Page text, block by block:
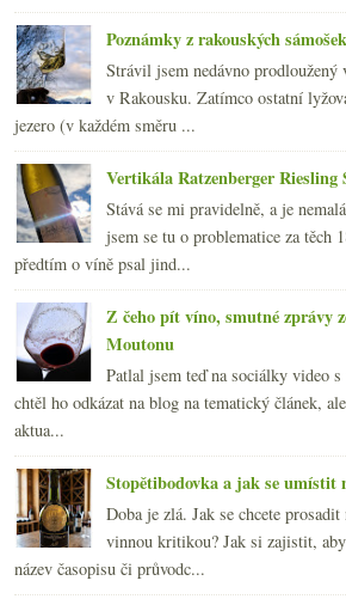
Poznámky z rakouských sámošek
Strávil jsem nedávno
v Rakousku. Zatímco ostatní
jezero (v každém směru ...
Vertikála Ratzenberger Riesling
Stává se mi pravidelně, a je
jsem se tu o problematice za těch
předtím o víně psal jind...
Z čeho pít víno, smutné zprávy
Moutonu
Patlal jsem teď na sociálky video
chtěl ho odkázat na blog na tematický článek,
aktua...
Stopětibodovka a jak se umístit
Doba je zlá. Jak se chcete
vinnou kritikou? Jak si zajistit,
název časopisu či průvodc...